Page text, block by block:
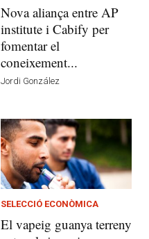
Nova aliança entre AP
institute i Cabify per
fomentar el
coneixement...
Jordi González
SELECCIÓ ECONÒMICA
El vapeig guanya terreny